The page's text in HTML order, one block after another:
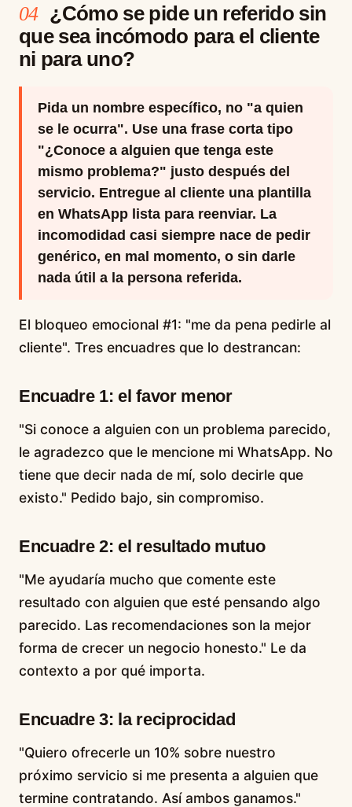
04 ¿Cómo se pide un referido sin
que sea incómodo para el cliente
ni para uno?
Pida un nombre específico, no "a quien
se le ocurra". Use una frase corta tipo
"¿Conoce a alguien que tenga este
mismo problema?" justo después del
servicio. Entregue al cliente una plantilla
en WhatsApp lista para reenviar. La
incomodidad casi siempre nace de pedir
genérico, en mal momento, o sin darle
nada útil a la persona referida.
El bloqueo emocional #1: "me da pena pedirle al
cliente". Tres encuadres que lo destrancan:
Encuadre 1: el favor menor
"Si conoce a alguien con un problema parecido,
le agradezco que le mencione mi WhatsApp. No
tiene que decir nada de mí, solo decirle que
existo." Pedido bajo, sin compromiso.
Encuadre 2: el resultado mutuo
"Me ayudaría mucho que comente este
resultado con alguien que esté pensando algo
parecido. Las recomendaciones son la mejor
forma de crecer un negocio honesto." Le da
contexto a por qué importa.
Encuadre 3: la reciprocidad
"Quiero ofrecerle un 10% sobre nuestro
próximo servicio si me presenta a alguien que
termine contratando. Así ambos ganamos."